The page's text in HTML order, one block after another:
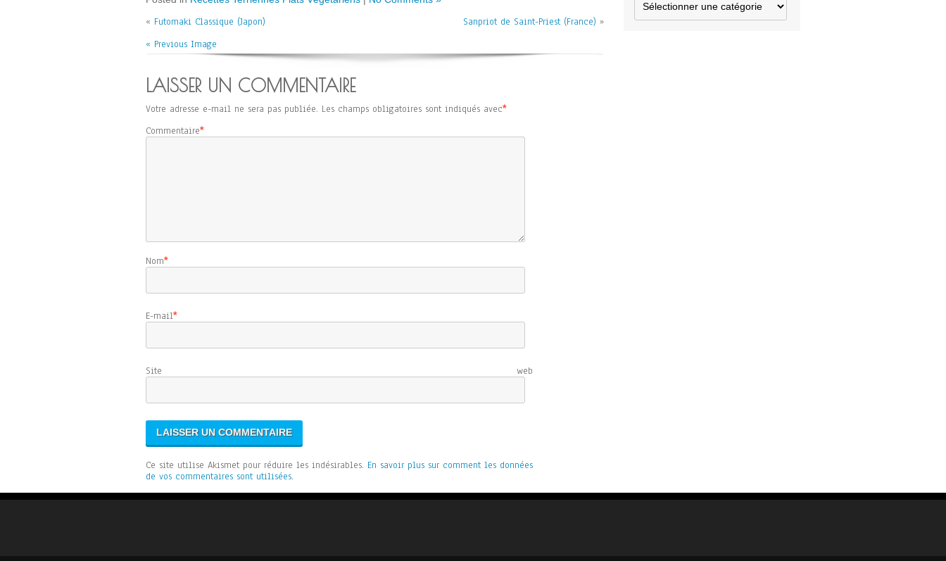
« Futomaki Classique (Japon) Sanpriot de Saint-Priest (France) »
« Previous Image
LAISSER UN COMMENTAIRE
Votre adresse e-mail ne sera pas publiée. Les champs obligatoires sont indiqués avec*
Commentaire*
Nom*
E-mail*
Site web
Ce site utilise Akismet pour réduire les indésirables. En savoir plus sur comment les données
de vos commentaires sont utilisées.